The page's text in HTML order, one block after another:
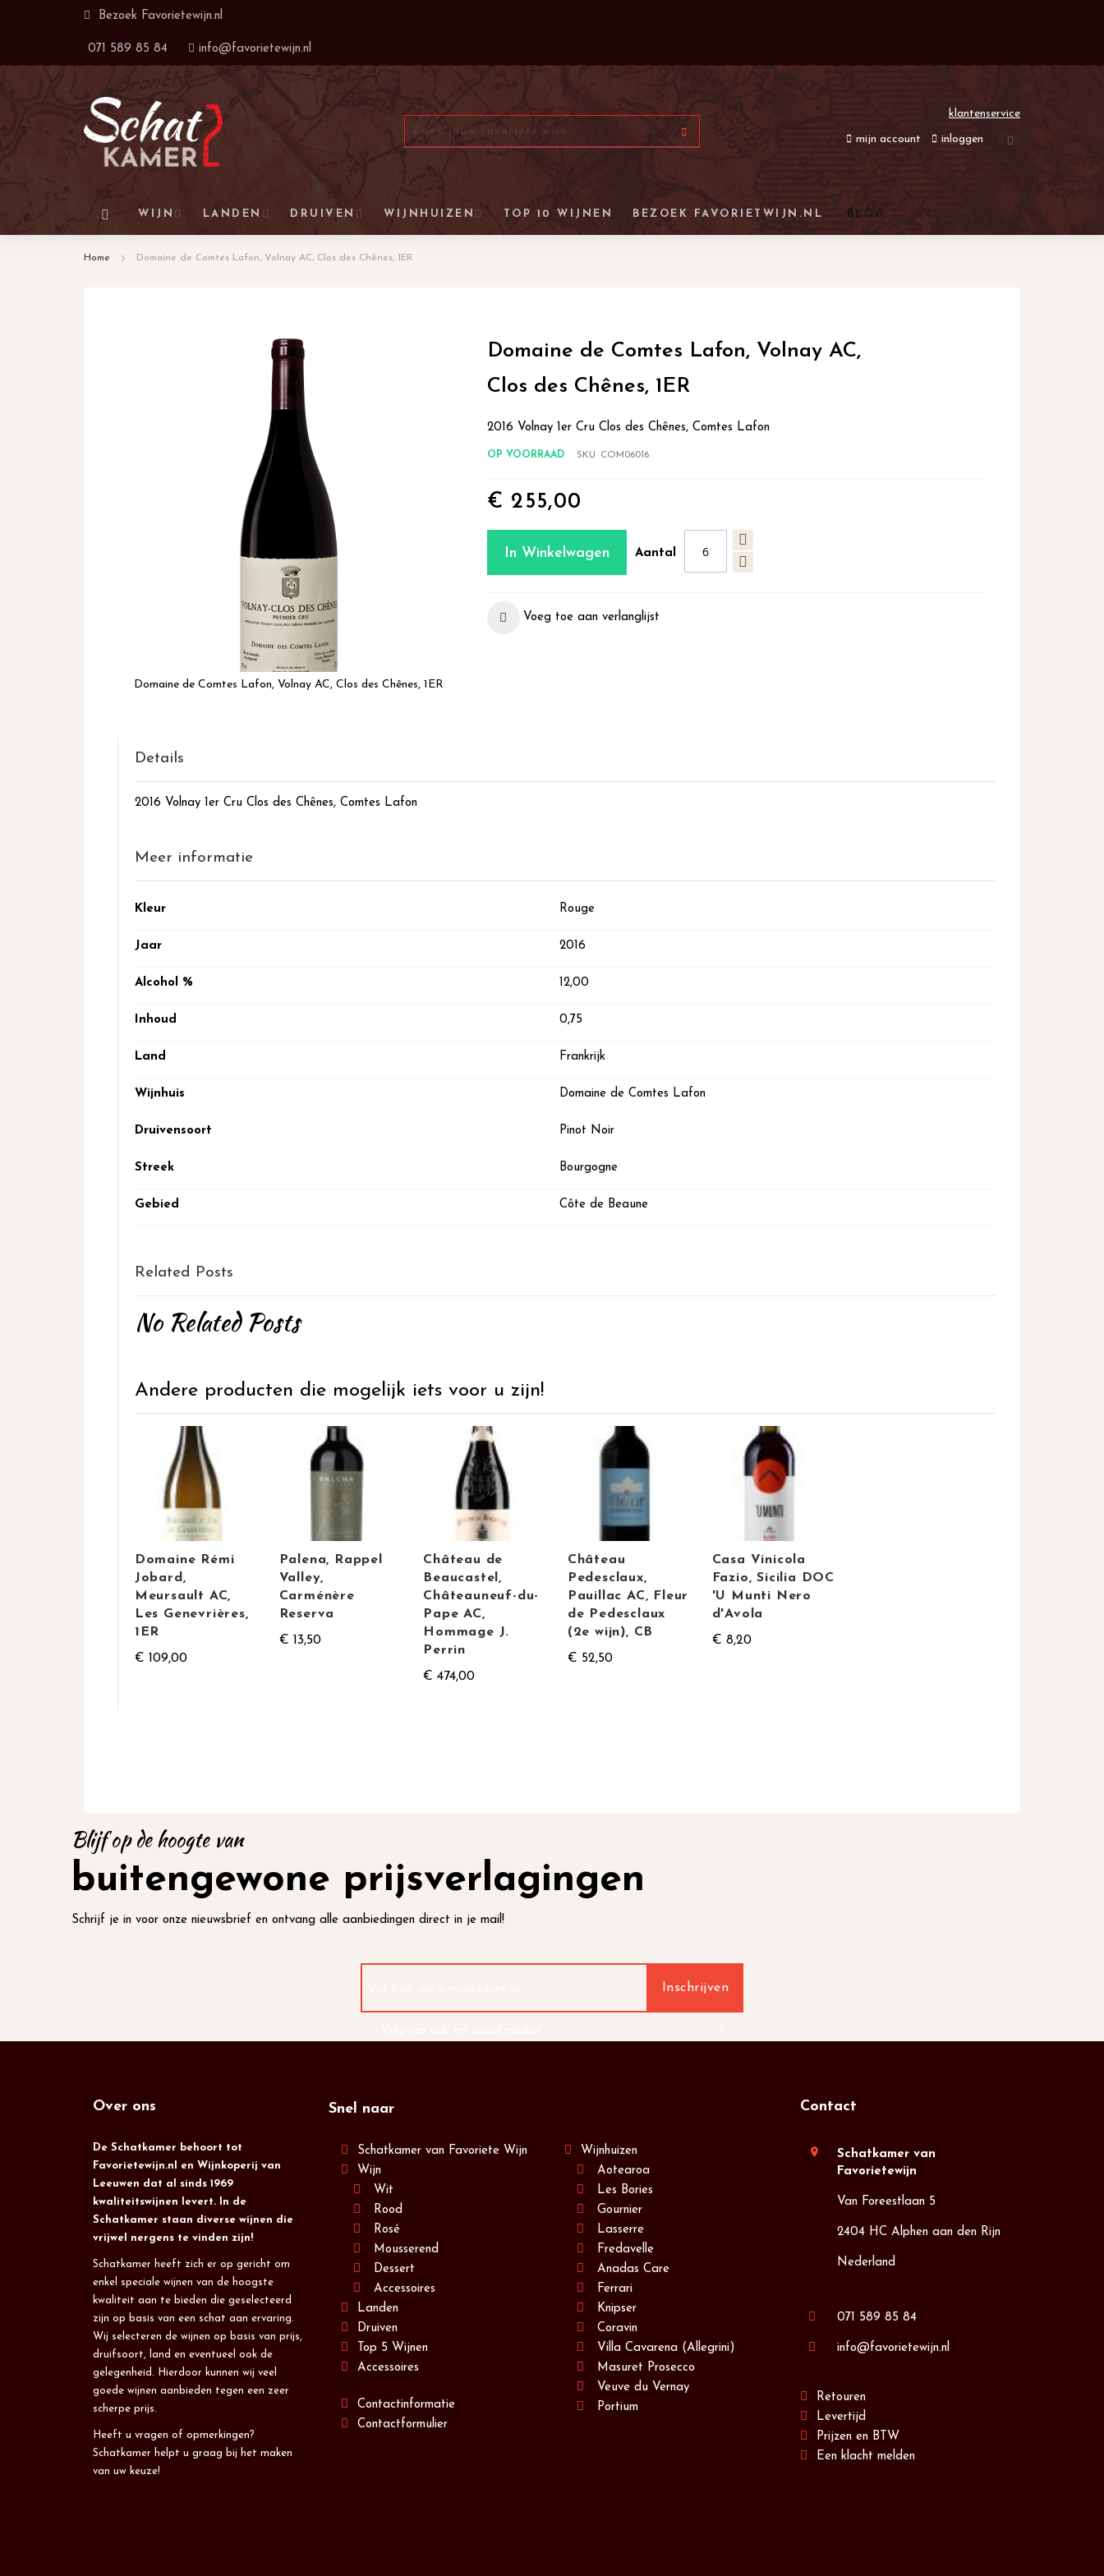
Ga
naar
inhoud
Bezoek Favorietewijn.nl
071 589 85 84 info@favorietewijn.nl
klantenservice
mijn account inloggen
WIJN LANDEN DRUIVEN WIJNHUIZEN TOP 10 WIJNEN BEZOEK FAVORIETWIJN.NL BLOG
Home Domaine de Comtes Lafon, Volnay AC, Clos des Chênes, 1ER
Domaine de Comtes Lafon, Volnay AC, Clos des Chênes, 1ER
het
afbeeldingen-
Domaine de Comtes Lafon, Volnay AC,
Clos des Chênes, 1ER
2016 Volnay 1er Cru Clos des Chênes, Comtes Lafon
OP VOORRAAD SKU COM06016
€ 255,00
Aantal
In Winkelwagen
Voeg toe aan verlanglijst
Details
2016 Volnay 1er Cru Clos des Chênes, Comtes Lafon
Meer informatie
Meer
Kleur Rouge
Jaar 2016
Alcohol % 12,00
Inhoud 0,75
Land Frankrijk
Wijnhuis Domaine de Comtes Lafon
Druivensoort Pinot Noir
Streek Bourgogne
Gebied Côte de Beaune
Related Posts
No Related Posts
Andere producten die mogelijk iets voor u zijn!
Domaine Rémi
Jobard,
Meursault AC,
Les Genevrières,
1ER
€ 109,00
Palena, Rappel
Valley,
Carménère
Reserva
€ 13,50
Château de
Beaucastel,
Châteauneuf-du-
Pape AC,
Hommage J.
Perrin
€ 474,00
Château
Pedesclaux,
Pauillac AC, Fleur
de Pedesclaux
(2e wijn), CB
€ 52,50
Casa Vinicola
Fazio, Sicilia DOC
'U Munti Nero
d'Avola
€ 8,20
Blijf op de hoogte van
buitengewone prijsverlagingen
Schrijf je in voor onze nieuwsbrief en ontvang alle aanbiedingen direct in je mail!
Over ons
De Schatkamer behoort tot
Favorietewijn.nl en Wijnkoperij van
Leeuwen dat al sinds 1969
kwaliteitswijnen levert. In de
Schatkamer staan diverse wijnen die
vrijwel nergens te vinden zijn!
Schatkamer heeft zich er op gericht om
enkel speciale wijnen van de hoogste
kwaliteit aan te bieden die geselecteerd
zijn op basis van een schat aan ervaring.
Wij selecteren de wijnen op basis van prijs,
druifsoort, land en eventueel ook de
gelegenheid. Hierdoor kunnen wij veel
goede wijnen aanbieden tegen een zeer
scherpe prijs.
Heeft u vragen of opmerkingen?
Schatkamer helpt u graag bij het maken
van uw keuze!
Snel naar
Schatkamer van Favoriete Wijn
Wijn
Wit
Rood
Rosé
Mousserend
Dessert
Accessoires
Landen
Druiven
Top 5 Wijnen
Accessoires
Contactinformatie
Contactformulier
Wijnhuizen
Aotearoa
Les Bories
Gournier
Lasserre
Fredavelle
Anadas Care
Ferrari
Knipser
Coravin
Villa Cavarena (Allegrini)
Masuret Prosecco
Veuve du Vernay
Portium
Contact
location_on
Schatkamer van
Favorietewijn
Van Foreestlaan 5
2404 HC Alphen aan den Rijn
Nederland
071 589 85 84
info@favorietewijn.nl
Retouren
Levertijd
Prijzen en BTW
Een klacht melden